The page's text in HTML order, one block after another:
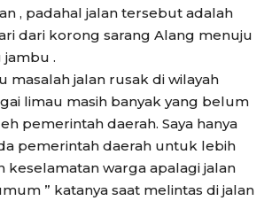
, padahal jalan tersebut adalah
dari korong sarang Alang menuju
jambu .
masalah jalan rusak di wilayah
limau masih banyak yang belum
pemerintah daerah. Saya hanya
pemerintah daerah untuk lebih
keselamatan warga apalagi jalan
” katanya saat melintas di jalan